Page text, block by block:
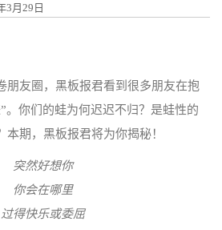
3月29日
朋友圈，黑板报君看到很多朋友在抱
你们的蛙为何迟迟不归？是蛙性的
期，黑板报君将为你揭秘！
突然好想你
你会在哪里
过得快乐或委屈